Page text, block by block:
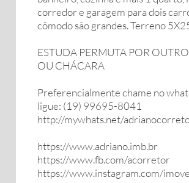
corredor e garagem para dois
cômodo são grandes. Terreno
ESTUDA PERMUTA POR
OU CHÁCARA
Preferencialmente chame no
ligue: (19) 99695-8041
http://mywhats.net/
https://www.adriano.imb.br
https://www.fb.com/acorretor
https://www.instagram.com/